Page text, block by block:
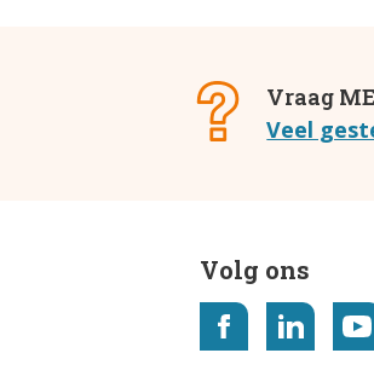
Vraag
Veel
Volg ons